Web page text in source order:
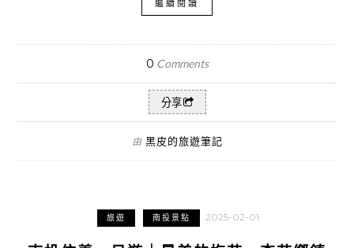
繼續閱讀
0 Comments
分享
由 黑皮的旅遊筆記
旅遊 南投景點 2025-02-01